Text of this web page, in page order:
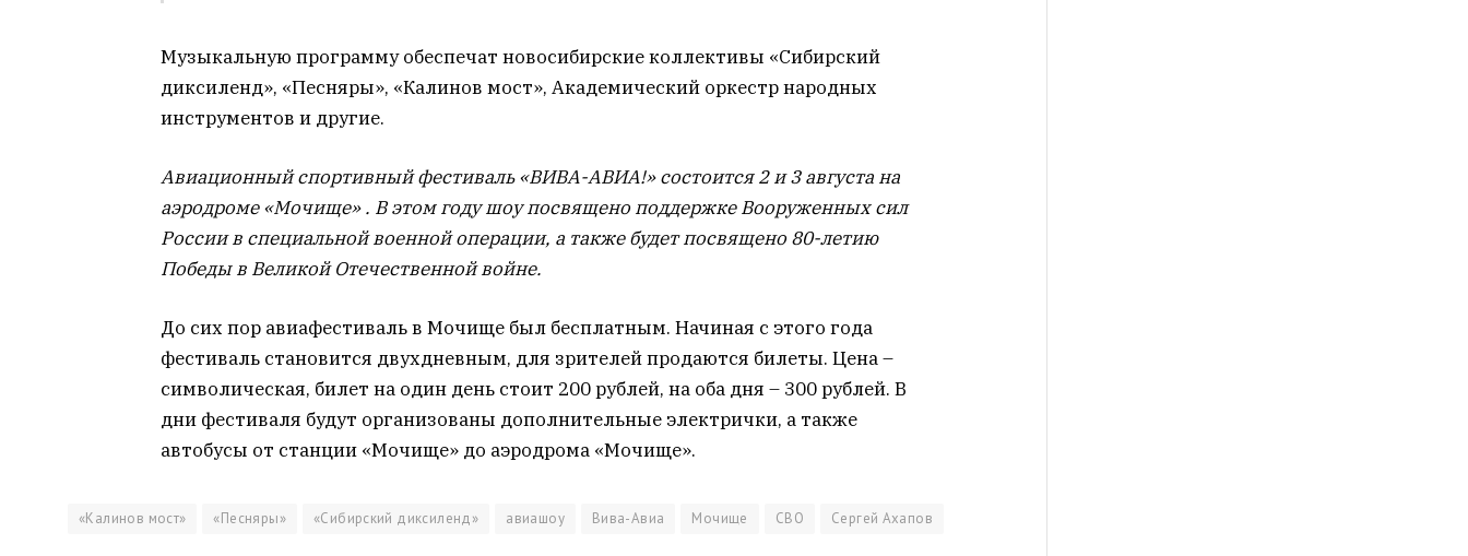
Музыкальную программу обеспечат новосибирские коллективы «Сибирский
диксиленд», «Песняры», «Калинов мост», Академический оркестр народных
инструментов и другие.
Авиационный спортивный фестиваль «ВИВА-АВИА!» состоится 2 и 3 августа на
аэродроме «Мочище» . В этом году шоу посвящено поддержке Вооруженных сил
России в специальной военной операции, а также будет посвящено 80-летию
Победы в Великой Отечественной войне.
До сих пор авиафестиваль в Мочище был бесплатным. Начиная с этого года
фестиваль становится двухдневным, для зрителей продаются билеты. Цена –
символическая, билет на один день стоит 200 рублей, на оба дня – 300 рублей. В
дни фестиваля будут организованы дополнительные электрички, а также
автобусы от станции «Мочище» до аэродрома «Мочище».
«Калинов мост» «Песняры» «Сибирский диксиленд» авиашоу Вива-Авиа Мочище СВО Сергей Ахапов